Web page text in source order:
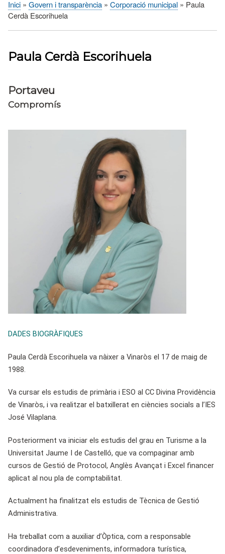
Fil
Inici Govern i transparència Corporació municipal
Paula
Cerdà Escorihuela
Paula Cerdà Escorihuela
Portaveu
Compromís
DADES BIOGRÀFIQUES
Paula Cerdà Escorihuela va nàixer a Vinaròs el 17 de maig de
1988.
Va cursar els estudis de primària i ESO al CC Divina Providència
de Vinaròs, i va realitzar el batxillerat en ciències socials a l’IES
José Vilaplana.
Posteriorment va iniciar els estudis del grau en Turisme a la
Universitat Jaume I de Castelló, que va compaginar amb
cursos de Gestió de Protocol, Anglès Avançat i Excel financer
aplicat al nou pla de comptabilitat.
Actualment ha finalitzat els estudis de Tècnica de Gestió
Administrativa.
Ha treballat com a auxiliar d’Òptica, com a responsable
coordinadora d’esdeveniments, informadora turística,